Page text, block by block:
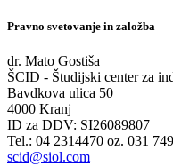
Pravno svetovanje in založba
dr. Mato Gostiša
ŠCID - Študijski center za
Bavdkova ulica 50
4000 Kranj
ID za DDV: SI26089807
Tel.: 04 2314470 oz. 031
scid@siol.com